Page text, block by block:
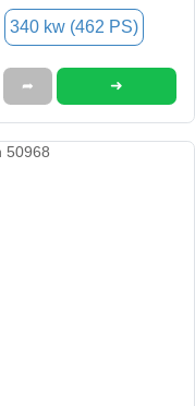
340 kw (462 PS)
➦ ➜